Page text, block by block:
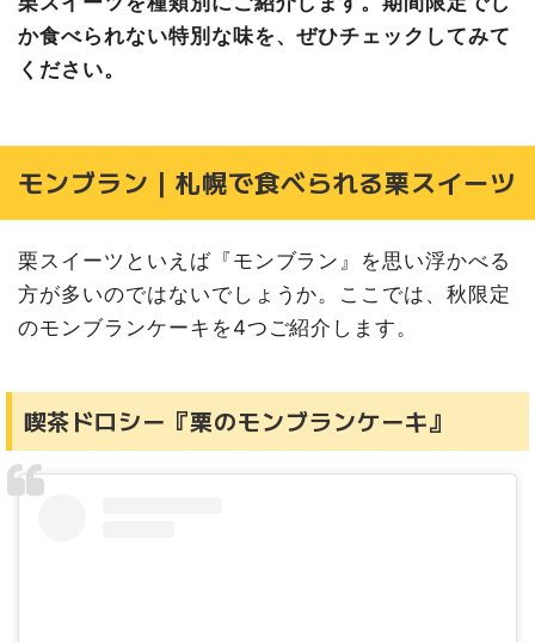
フェアフィールド・バイ・マリオット札幌『秋のアフタヌ
和菓子｜札幌で食べられる栗スイーツ
池田食品『マロンかりんとう』
か食べられない特別な味を、ぜひチェックしてみて
ください。
モンブラン｜札幌で食べられる栗スイーツ
栗スイーツといえば『モンブラン』を思い浮かべる
方が多いのではないでしょうか。ここでは、秋限定
のモンブランケーキを4つご紹介します。
喫茶ドロシー『栗のモンブランケーキ』